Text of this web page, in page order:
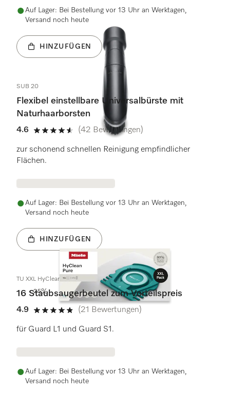
Auf Lager: Bei Bestellung vor 13 Uhr an Werktagen,
Versand noch heute
HINZUFÜGEN
SUB 20
Flexibel einstellbare Universalbürste mit
Naturhaarborsten
4.6
4.6 Sterne von 5
(42 Bewertungen)
zur schonend schnellen Reinigung empfindlicher
Flächen.
Auf Lager: Bei Bestellung vor 13 Uhr an Werktagen,
Versand noch heute
HINZUFÜGEN
- 25%
TU XXL HyClean Pure
16 Staubsaugerbeutel zum Vorteilspreis
4.9
4.9 Sterne von 5
(21 Bewertungen)
für Guard L1 und Guard S1.
Auf Lager: Bei Bestellung vor 13 Uhr an Werktagen,
Versand noch heute